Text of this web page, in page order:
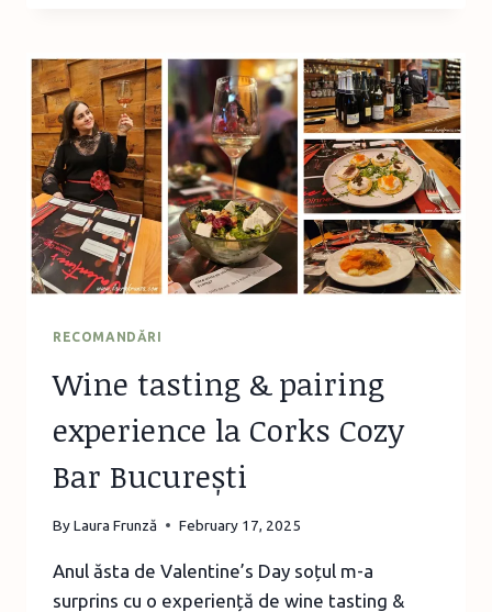
BRUNCH
LA
ITALIAN
VINTAGE
CAFFE
&
PROSECCO
BAR
RECOMANDĂRI
Wine tasting & pairing
experience la Corks Cozy
Bar București
ByLaura Frunză February 17, 2025
Anul ăsta de Valentine’s Day soțul m-a
surprins cu o experiență de wine tasting &